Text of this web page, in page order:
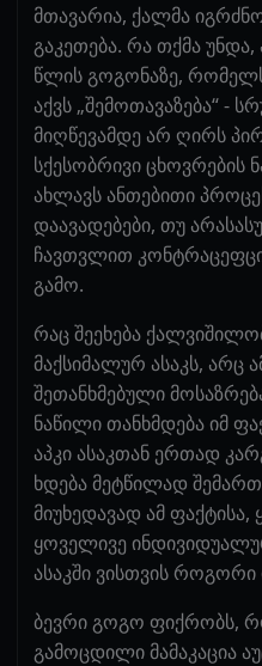
მთავარია, ქალმა
გაკეთება. რა თქმა უნდა,
წლის გოგონაზე,
აქვს „შემოთავაზება“ -
მიღწევამდე არ ღირს
სქესობრივი ცხოვრების
ახლავს ანთებითი
დაავადებები, თუ
ჩავთვლით
გამო.
რაც შეეხება
მაქსიმალურ ასაკს, არც
შეთანხმებული
ნაწილი თანხმდება იმ
აპკი ასაკთან ერთად
ხდება მეტწილად
მიუხედავად ამ ფაქტისა,
ყოველივე
ასაკში ვისთვის
ბევრი გოგო ფიქრობს,
გამოცდილი მამაკაცია